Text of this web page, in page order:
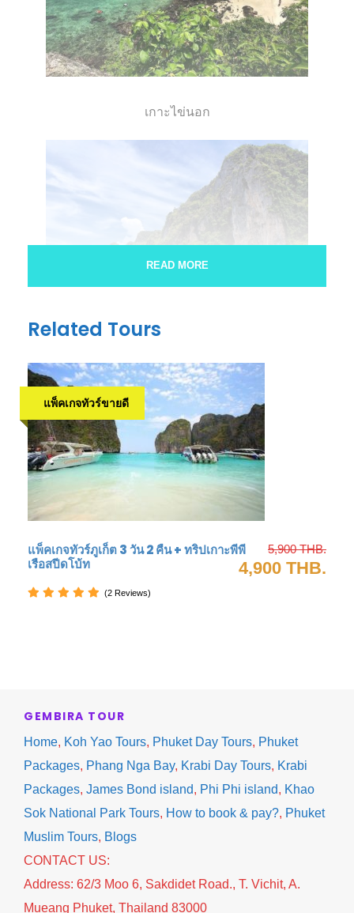
เกาะไข่นอก
ทริปเกาะพีพี
07.30-08.00 น. รอรถที่ Lobby ของโรงแรม
เพื่อเตรียมตัวออกเดินทางไปยังเกาะพีพีพร้อมกับ
นักท่องเที่ยวท่านอื่นๆ
READ MORE
Related Tours
แพ็คเกจทัวร์ขายดี
แพ็คเกจทัวร์ภูเก็ต 3 วัน 2 คืน + ทริปเกาะพีพี
เรือสปีดโบ้ท
5,900 THB.
4,900 THB.
(2 Reviews)
GEMBIRA TOUR
Home, Koh Yao Tours, Phuket Day Tours, Phuket
Packages, Phang Nga Bay, Krabi Day Tours, Krabi
Packages, James Bond island, Phi Phi island, Khao
Sok National Park Tours, How to book & pay?, Phuket
Muslim Tours, Blogs
CONTACT US:
Address: 62/3 Moo 6, Sakdidet Road., T. Vichit, A.
Mueang Phuket, Thailand 83000